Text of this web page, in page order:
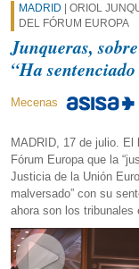
MADRID | ORIOL
DEL FÓRUM EUROPA
Junqueras,
“Ha
Mecenas
MADRID, 17 de julio. El
Fórum Europa que la
Justicia de la Unión
malversado” con su
ahora son los tribunales